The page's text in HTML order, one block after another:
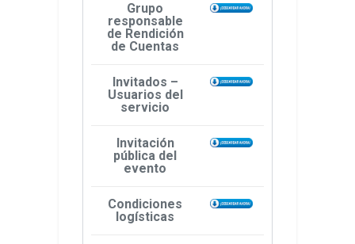
Grupo
responsable
de Rendición
de Cuentas
Invitados –
Usuarios del
servicio
Invitación
pública del
evento
Condiciones
logísticas